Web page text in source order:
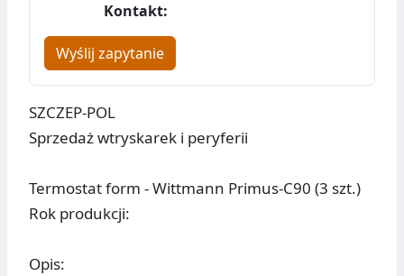
Kontakt:
Wyślij zapytanie
SZCZEP-POL
Sprzedaż wtryskarek i peryferii
Termostat form - Wittmann Primus-C90 (3 szt.)
Rok produkcji:
Opis: